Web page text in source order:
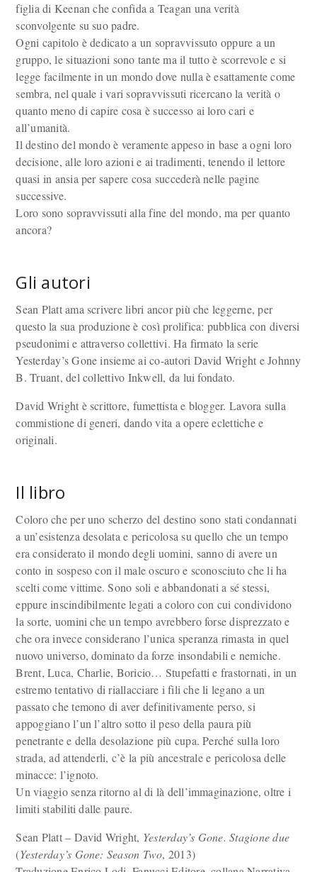
figlia di Keenan che confida a Teagan una verità
sconvolgente su suo padre.
Ogni capitolo è dedicato a un sopravvissuto oppure a un
gruppo, le situazioni sono tante ma il tutto è scorrevole e si
legge facilmente in un mondo dove nulla è esattamente come
sembra, nel quale i vari sopravvissuti ricercano la verità o
quanto meno di capire cosa è successo ai loro cari e
all’umanità.
Il destino del mondo è veramente appeso in base a ogni loro
decisione, alle loro azioni e ai tradimenti, tenendo il lettore
quasi in ansia per sapere cosa succederà nelle pagine
successive.
Loro sono sopravvissuti alla fine del mondo, ma per quanto
ancora?
Gli autori
Sean Platt ama scrivere libri ancor più che leggerne, per
questo la sua produzione è così prolifica: pubblica con diversi
pseudonimi e attraverso collettivi. Ha firmato la serie
Yesterday’s Gone insieme ai co-autori David Wright e Johnny
B. Truant, del collettivo Inkwell, da lui fondato.
David Wright è scrittore, fumettista e blogger. Lavora sulla
commistione di generi, dando vita a opere eclettiche e
originali.
Il libro
Coloro che per uno scherzo del destino sono stati condannati
a un’esistenza desolata e pericolosa su quello che un tempo
era considerato il mondo degli uomini, sanno di avere un
conto in sospeso con il male oscuro e sconosciuto che li ha
scelti come vittime. Sono soli e abbandonati a sé stessi,
eppure inscindibilmente legati a coloro con cui condividono
la sorte, uomini che un tempo avrebbero forse disprezzato e
che ora invece considerano l’unica speranza rimasta in quel
nuovo universo, dominato da forze insondabili e nemiche.
Brent, Luca, Charlie, Boricio… Stupefatti e frastornati, in un
estremo tentativo di riallacciare i fili che li legano a un
passato che temono di aver definitivamente perso, si
appoggiano l’un l’altro sotto il peso della paura più
penetrante e della desolazione più cupa. Perché sulla loro
strada, ad attenderli, c’è la più ancestrale e pericolosa delle
minacce: l’ignoto.
Un viaggio senza ritorno al di là dell’immaginazione, oltre i
limiti stabiliti dalle paure.
Sean Platt – David Wright, Yesterday’s Gone. Stagione due
(Yesterday’s Gone: Season Two, 2013)